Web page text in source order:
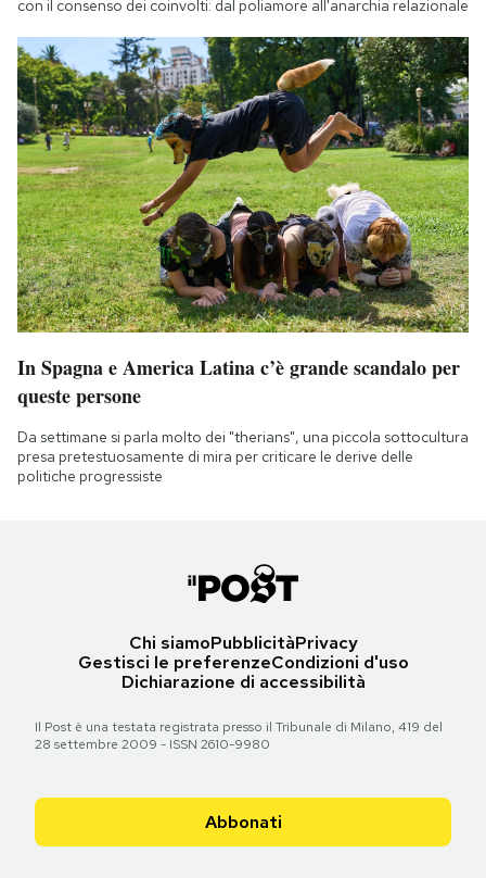
con il consenso dei coinvolti: dal poliamore all'anarchia relazionale
In Spagna e America Latina c’è grande scandalo per
queste persone
Da settimane si parla molto dei "therians", una piccola sottocultura
presa pretestuosamente di mira per criticare le derive delle
politiche progressiste
Chi siamoPubblicitàPrivacy
Gestisci le preferenzeCondizioni d'uso
Dichiarazione di accessibilità
Il Post è una testata registrata presso il Tribunale di Milano, 419 del
28 settembre 2009 - ISSN 2610-9980
Abbonati